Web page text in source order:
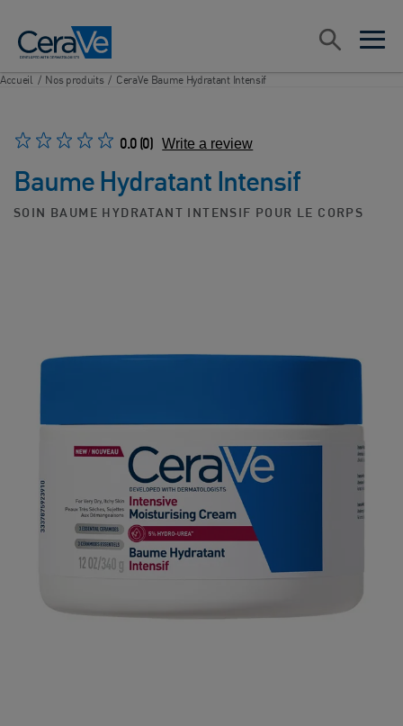
open
open
Rechercher
Accueil / Nos produits / CeraVe Baume Hydratant Intensif
0.0 (0) Write a review
Baume Hydratant Intensif
SOIN BAUME HYDRATANT INTENSIF POUR LE CORPS